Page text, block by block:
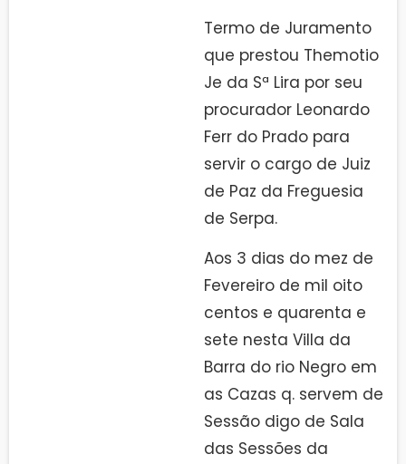
Termo de Juramento
que prestou Themotio
Je da Sª Lira por seu
procurador Leonardo
Ferr do Prado para
servir o cargo de Juiz
de Paz da Freguesia
de Serpa.
Aos 3 dias do mez de
Fevereiro de mil oito
centos e quarenta e
sete nesta Villa da
Barra do rio Negro em
as Cazas q. servem de
Sessão digo de Sala
das Sessões da